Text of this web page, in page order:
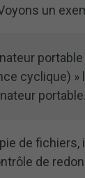
un
cyclique) »
de
de